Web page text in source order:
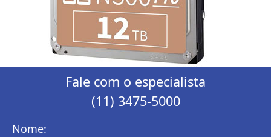
Fale com o especialista
(11) 3475-5000
Nome: